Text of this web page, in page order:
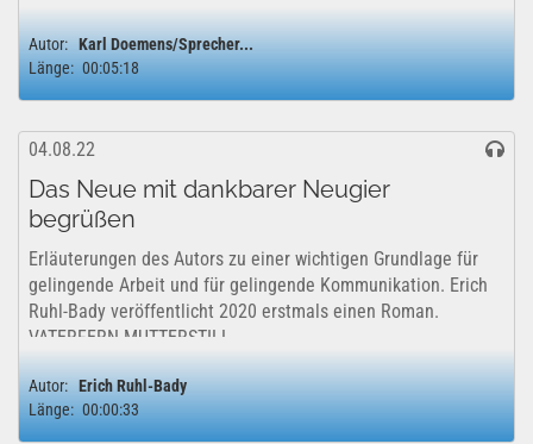
Autor: Karl Doemens/Sprecher...
Länge: 00:05:18
04.08.22
Das Neue mit dankbarer Neugier
begrüßen
Erläuterungen des Autors zu einer wichtigen Grundlage für
gelingende Arbeit und für gelingende Kommunikation. Erich
Ruhl-Bady veröffentlicht 2020 erstmals einen Roman.
VATERFERN MUTTERSTILL.
Autor: Erich Ruhl-Bady
Länge: 00:00:33